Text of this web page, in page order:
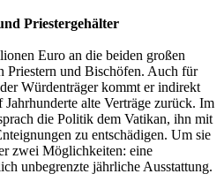
Priestergehälter
Euro an die beiden großen
Priestern und Bischöfen. Auch für
Würdenträger kommt er indirekt
alte Verträge zurück. Im
die Politik dem Vatikan, ihn mit
zu entschädigen. Um sie
zwei Möglichkeiten: eine
unbegrenzte jährliche Ausstattung.